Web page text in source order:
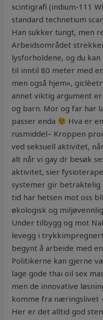
scintigrafi (indium-111
standard technetium
Han sukker tungt, men
Arbeidsområdet
lysforholdene, og du
til inntil 80 meter med
men også hjem»,
annet viktig argument
og barn. Mor og far har
passer enda
Hva er
rusmiddel– Kroppen
ved seksuell aktivitet,
alt når vi gay dr besøk
aktivitet, sier
systemer gir
tid har hetsen mot oss
økologisk og
Under tilbygg og mot
levegg i
begynt å arbeide med
Politikerne kan gjerne
lage gode thai oil sex
men de innovative
komme fra næringslivet
Her er det alltid god